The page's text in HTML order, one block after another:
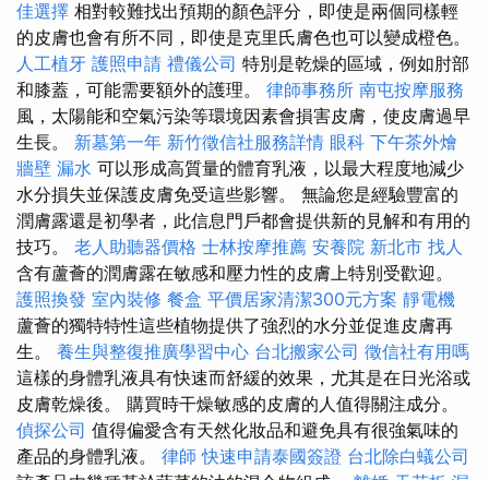
佳選擇 相對較難找出預期的顏色評分，即使是兩個同樣輕
的皮膚也會有所不同，即使是克里氏膚色也可以變成橙色。
人工植牙 護照申請 禮儀公司 特別是乾燥的區域，例如肘部
和膝蓋，可能需要額外的護理。 律師事務所 南屯按摩服務
風，太陽能和空氣污染等環境因素會損害皮膚，使皮膚過早
生長。 新墓第一年 新竹徵信社服務詳情 眼科 下午茶外燴
牆壁 漏水 可以形成高質量的體育乳液，以最大程度地減少
水分損失並保護皮膚免受這些影響。 無論您是經驗豐富的
潤膚露還是初學者，此信息門戶都會提供新的見解和有用的
技巧。 老人助聽器價格 士林按摩推薦 安養院 新北市 找人
含有蘆薈的潤膚露在敏感和壓力性的皮膚上特別受歡迎。
護照換發 室內裝修 餐盒 平價居家清潔300元方案 靜電機
蘆薈的獨特特性這些植物提供了強烈的水分並促進皮膚再
生。 養生與整復推廣學習中心 台北搬家公司 徵信社有用嗎
這樣的身體乳液具有快速而舒緩的效果，尤其是在日光浴或
皮膚乾燥後。 購買時干燥敏感的皮膚的人值得關注成分。
偵探公司 值得偏愛含有天然化妝品和避免具有很強氣味的
產品的身體乳液。 律師 快速申請泰國簽證 台北除白蟻公司